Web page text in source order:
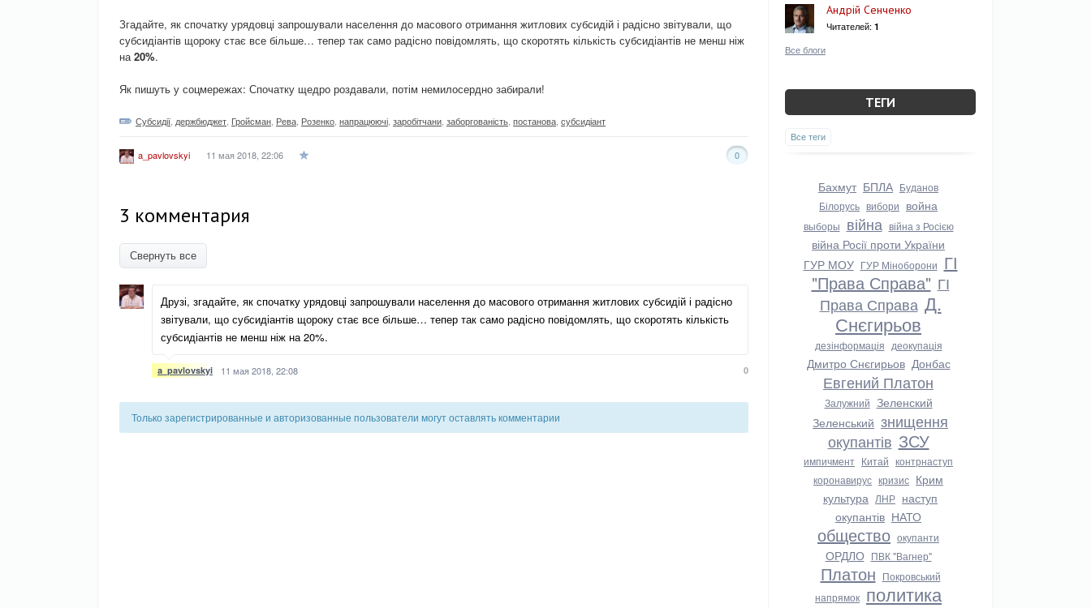
Згадайте, як спочатку урядовці запрошували населення до масового отримання житлових субсидій і радісно звітували, що
субсидіантів щороку стає все більше… тепер так само радісно повідомлять, що скоротять кількість субсидіантів не менш ніж
на20%.
Як пишуть у соцмережах: Спочатку щедро роздавали, потім немилосердно забирали!
Субсидії держбюджет Гройсман Рева Розенко напрацюючі заробітчани заборгованість постанова субсидіант
0
a_pavlovskyi 11 мая 2018, 22:06
3 комментария
Свернуть все
Друзі, згадайте, як спочатку урядовці запрошували населення до масового отримання житлових субсидій і радісно
звітували, що субсидіантів щороку стає все більше… тепер так само радісно повідомлять, що скоротять кількість
субсидіантів не менш ніж на 20%.
a_pavlovskyi 11 мая 2018, 22:08 0
Только зарегистрированные и авторизованные пользователи могут оставлять комментарии
Андрій Сенченко
Читателей: 1
Все блоги
ТЕГИ
Все теги
Бахмут БПЛА Буданов
Білорусь вибори война
выборы війна війна з Росією
війна Росії проти України
ГУР МОУ ГУР Міноборони ГІ
"Права Справа" ГІ
Права Справа Д.
Снєгирьов
дезінформація деокупація
Дмитро Снєгирьов Донбас
Евгений Платон
Залужний Зеленский
Зеленський знищення
окупантів ЗСУ
импичмент Китай контрнаступ
коронавирус кризис Крим
культура ЛНР наступ
окупантів НАТО
общество окупанти
ОРДЛО ПВК "Вагнер"
Платон Покровський
напрямок политика